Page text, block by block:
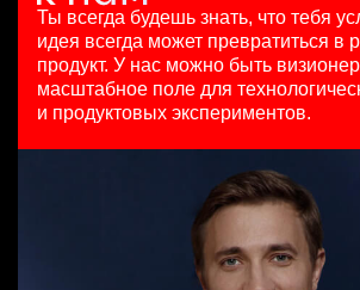
21 июл. 2026
з/п не указана
Санкт-Петербург
HeadHunter::Коммерческий департамент
125000 - 175000 ₽
Ярославль
Менеджер по привлечению клиентов
HeadHunter::Телефонные продажи
29 июл. 2026
450000 ₽
Москва
SMM-менеджер
HeadHunter::Департамент маркетинга
15 июл. 2026
з/п не указана
Ташкент
Ты всегда будешь знать, что тебя
идея всегда может превратиться в
продукт. У нас можно быть
масштабное поле для
и продуктовых экспериментов.